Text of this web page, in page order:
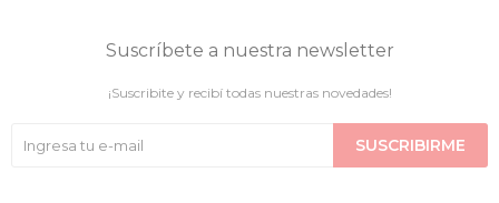
Suscríbete a nuestra newsletter
¡Suscribite y recibí todas nuestras novedades!
SUSCRIBIRME